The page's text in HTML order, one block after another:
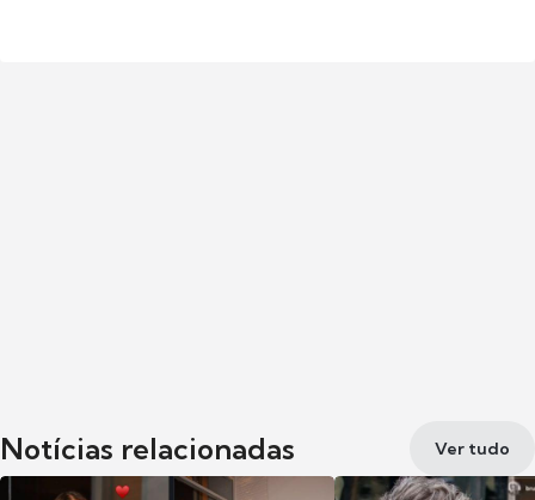
Notícias relacionadas Ver tudo